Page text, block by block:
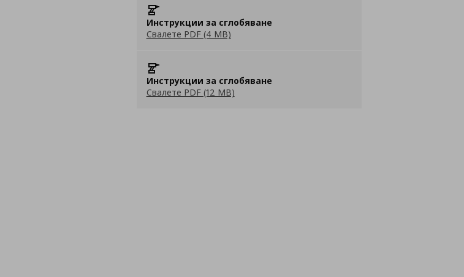
Инструкции за сглобяване
Свалете PDF (4 MB)
Инструкции за сглобяване
Свалете PDF (12 MB)